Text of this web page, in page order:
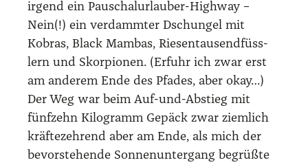
irgend ein Pau­schal­ur­lau­ber-High­way –
Nein(!) ein ver­damm­ter Dschun­gel mit
Kobras, Black Mam­bas, Rie­sen­tau­send­füss­
lern und Skor­pio­nen. (Erfuhr ich zwar erst
am ande­rem Ende des Pfa­des, aber okay…)
Der Weg war beim Auf-und-Abstieg mit
fünf­zehn Kilo­gramm Gepäck zwar ziem­lich
kräf­te­zeh­rend aber am Ende, als mich der
bevor­ste­hen­de Son­nen­un­ter­gang begrüß­te